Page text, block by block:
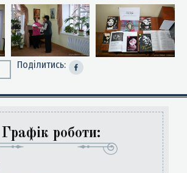
Поділитись:
Графік роботи: